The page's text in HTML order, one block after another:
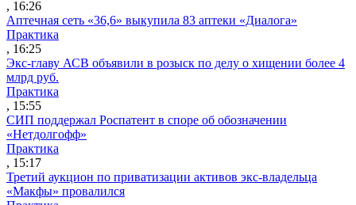
, 16:26
Аптечная сеть «36,6» выкупила 83 аптеки «Диалога»
Практика
, 16:25
Экс-главу АСВ объявили в розыск по делу о хищении более 4
млрд руб.
Практика
, 15:55
СИП поддержал Роспатент в споре об обозначении
«Нетдолгофф»
Практика
, 15:17
Третий аукцион по приватизации активов экс-владельца
«Макфы» провалился